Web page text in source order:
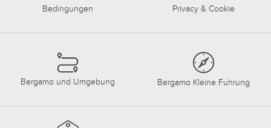
Bedingungen Privacy & Cookie
Bergamo und Umgebung Bergamo Kleine Fuhrung